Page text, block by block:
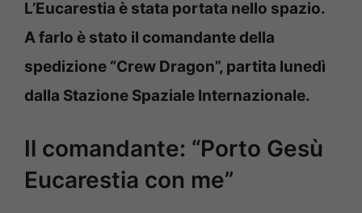
L’Eucarestia è stata portata nello spazio.
A farlo è stato il comandante della
spedizione “Crew Dragon”, partita lunedì
dalla Stazione Spaziale Internazionale.
Il comandante: “Porto Gesù
Eucarestia con me”